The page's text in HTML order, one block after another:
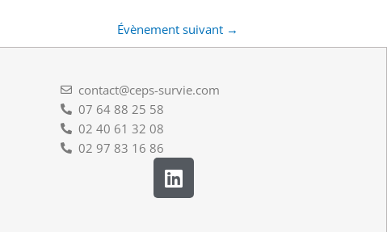
Évènement suivant →
contact@ceps-survie.com
07 64 88 25 58
02 40 61 32 08
02 97 83 16 86
L
i
n